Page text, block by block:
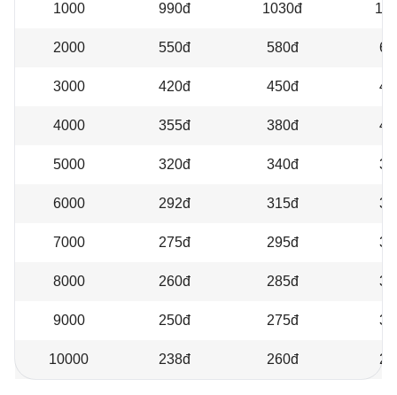
1000 990đ 1030đ
2000 550đ 580đ
3000 420đ 450đ
4000 355đ 380đ
5000 320đ 340đ
6000 292đ 315đ
7000 275đ 295đ
8000 260đ 285đ
9000 250đ 275đ
10000 238đ 260đ